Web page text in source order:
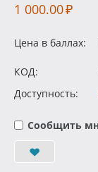
1 000.00₽
Цена в баллах:
КОД:
Доступность:
Сообщить